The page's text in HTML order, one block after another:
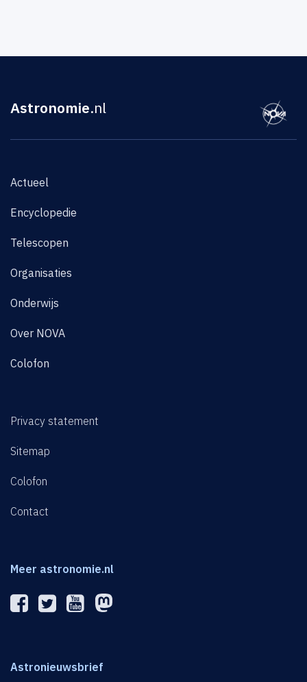
Astronomie.nl
Actueel
Encyclopedie
Telescopen
Organisaties
Onderwijs
Over NOVA
Colofon
Privacy statement
Sitemap
Colofon
Contact
Meer astronomie.nl
Astronieuwsbrief